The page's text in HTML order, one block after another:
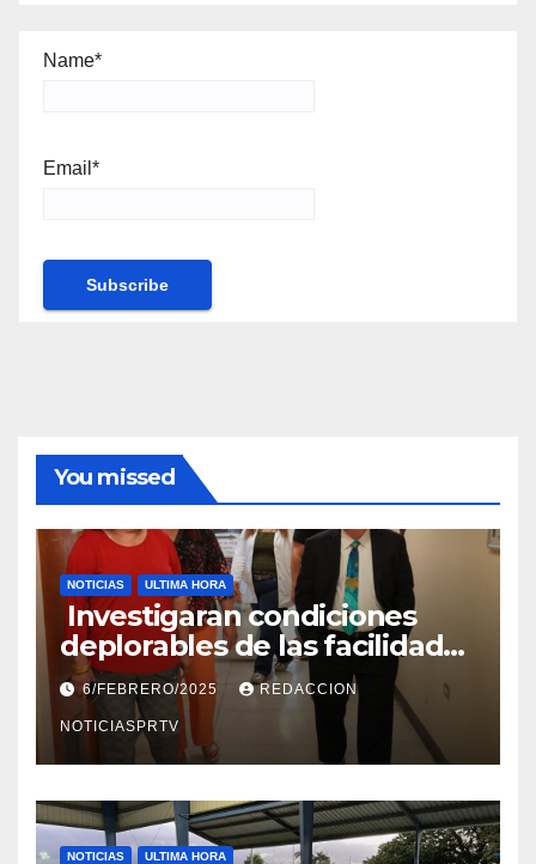
Name*
Email*
You missed
NOTICIAS ULTIMA HORA
Investigaran condiciones
deplorables de las facilidades
el Departamento de la Salud
en Mayagüez
6/FEBRERO/2025 REDACCION
NOTICIASPRTV
NOTICIAS ULTIMA HORA